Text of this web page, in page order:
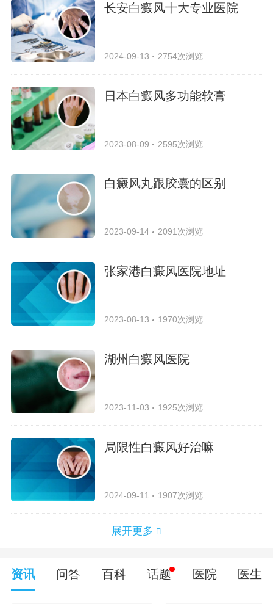
长安白癜风十大专业医院
2024-09-13 2754次浏览
日本白癜风多功能软膏
2023-08-09 2595次浏览
白癜风丸跟胶囊的区别
2023-09-14 2091次浏览
张家港白癜风医院地址
2023-08-13 1970次浏览
湖州白癜风医院
2023-11-03 1925次浏览
局限性白癜风好治嘛
2024-09-11 1907次浏览
展开更多
资讯 问答 百科 话题 医院 医生